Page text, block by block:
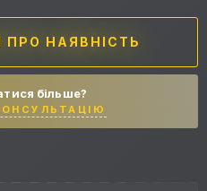
НАЯВНІСТЬ
більше?